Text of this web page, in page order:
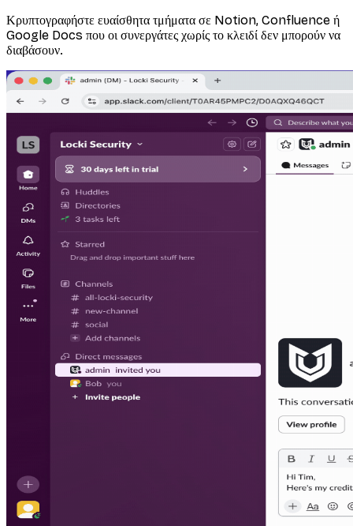
Κρυπτογραφήστε ευαίσθητα τμήματα σε Notion, Confluence ή
Google Docs που οι συνεργάτες χωρίς το κλειδί δεν μπορούν να
διαβάσουν.